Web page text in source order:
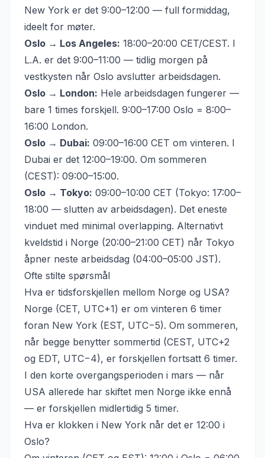
New York er det 9:00–12:00 — full formiddag,
ideelt for møter.
Oslo → Los Angeles: 18:00–20:00 CET/CEST. I
L.A. er det 9:00–11:00 — tidlig morgen på
vestkysten når Oslo avslutter arbeidsdagen.
Oslo → London: Hele arbeidsdagen fungerer —
bare 1 times forskjell. 9:00–17:00 Oslo = 8:00–
16:00 London.
Oslo → Dubai: 09:00–16:00 CET om vinteren. I
Dubai er det 12:00–19:00. Om sommeren
(CEST): 09:00–15:00.
Oslo → Tokyo: 09:00–10:00 CET (Tokyo: 17:00–
18:00 — slutten av arbeidsdagen). Det eneste
vinduet med minimal overlapping. Alternativt
kveldstid i Norge (20:00–21:00 CET) når Tokyo
åpner neste arbeidsdag (04:00–05:00 JST).
Ofte stilte spørsmål
Hva er tidsforskjellen mellom Norge og USA?
Norge (CET, UTC+1) er om vinteren 6 timer
foran New York (EST, UTC−5). Om sommeren,
når begge benytter sommertid (CEST, UTC+2
og EDT, UTC−4), er forskjellen fortsatt 6 timer.
I den korte overgangsperioden i mars — når
USA allerede har skiftet men Norge ikke ennå
— er forskjellen midlertidig 5 timer.
Hva er klokken i New York når det er 12:00 i
Oslo?